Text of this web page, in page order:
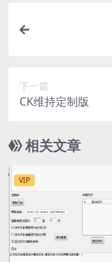
下一篇
CK维持定制版
相关文章
VIP